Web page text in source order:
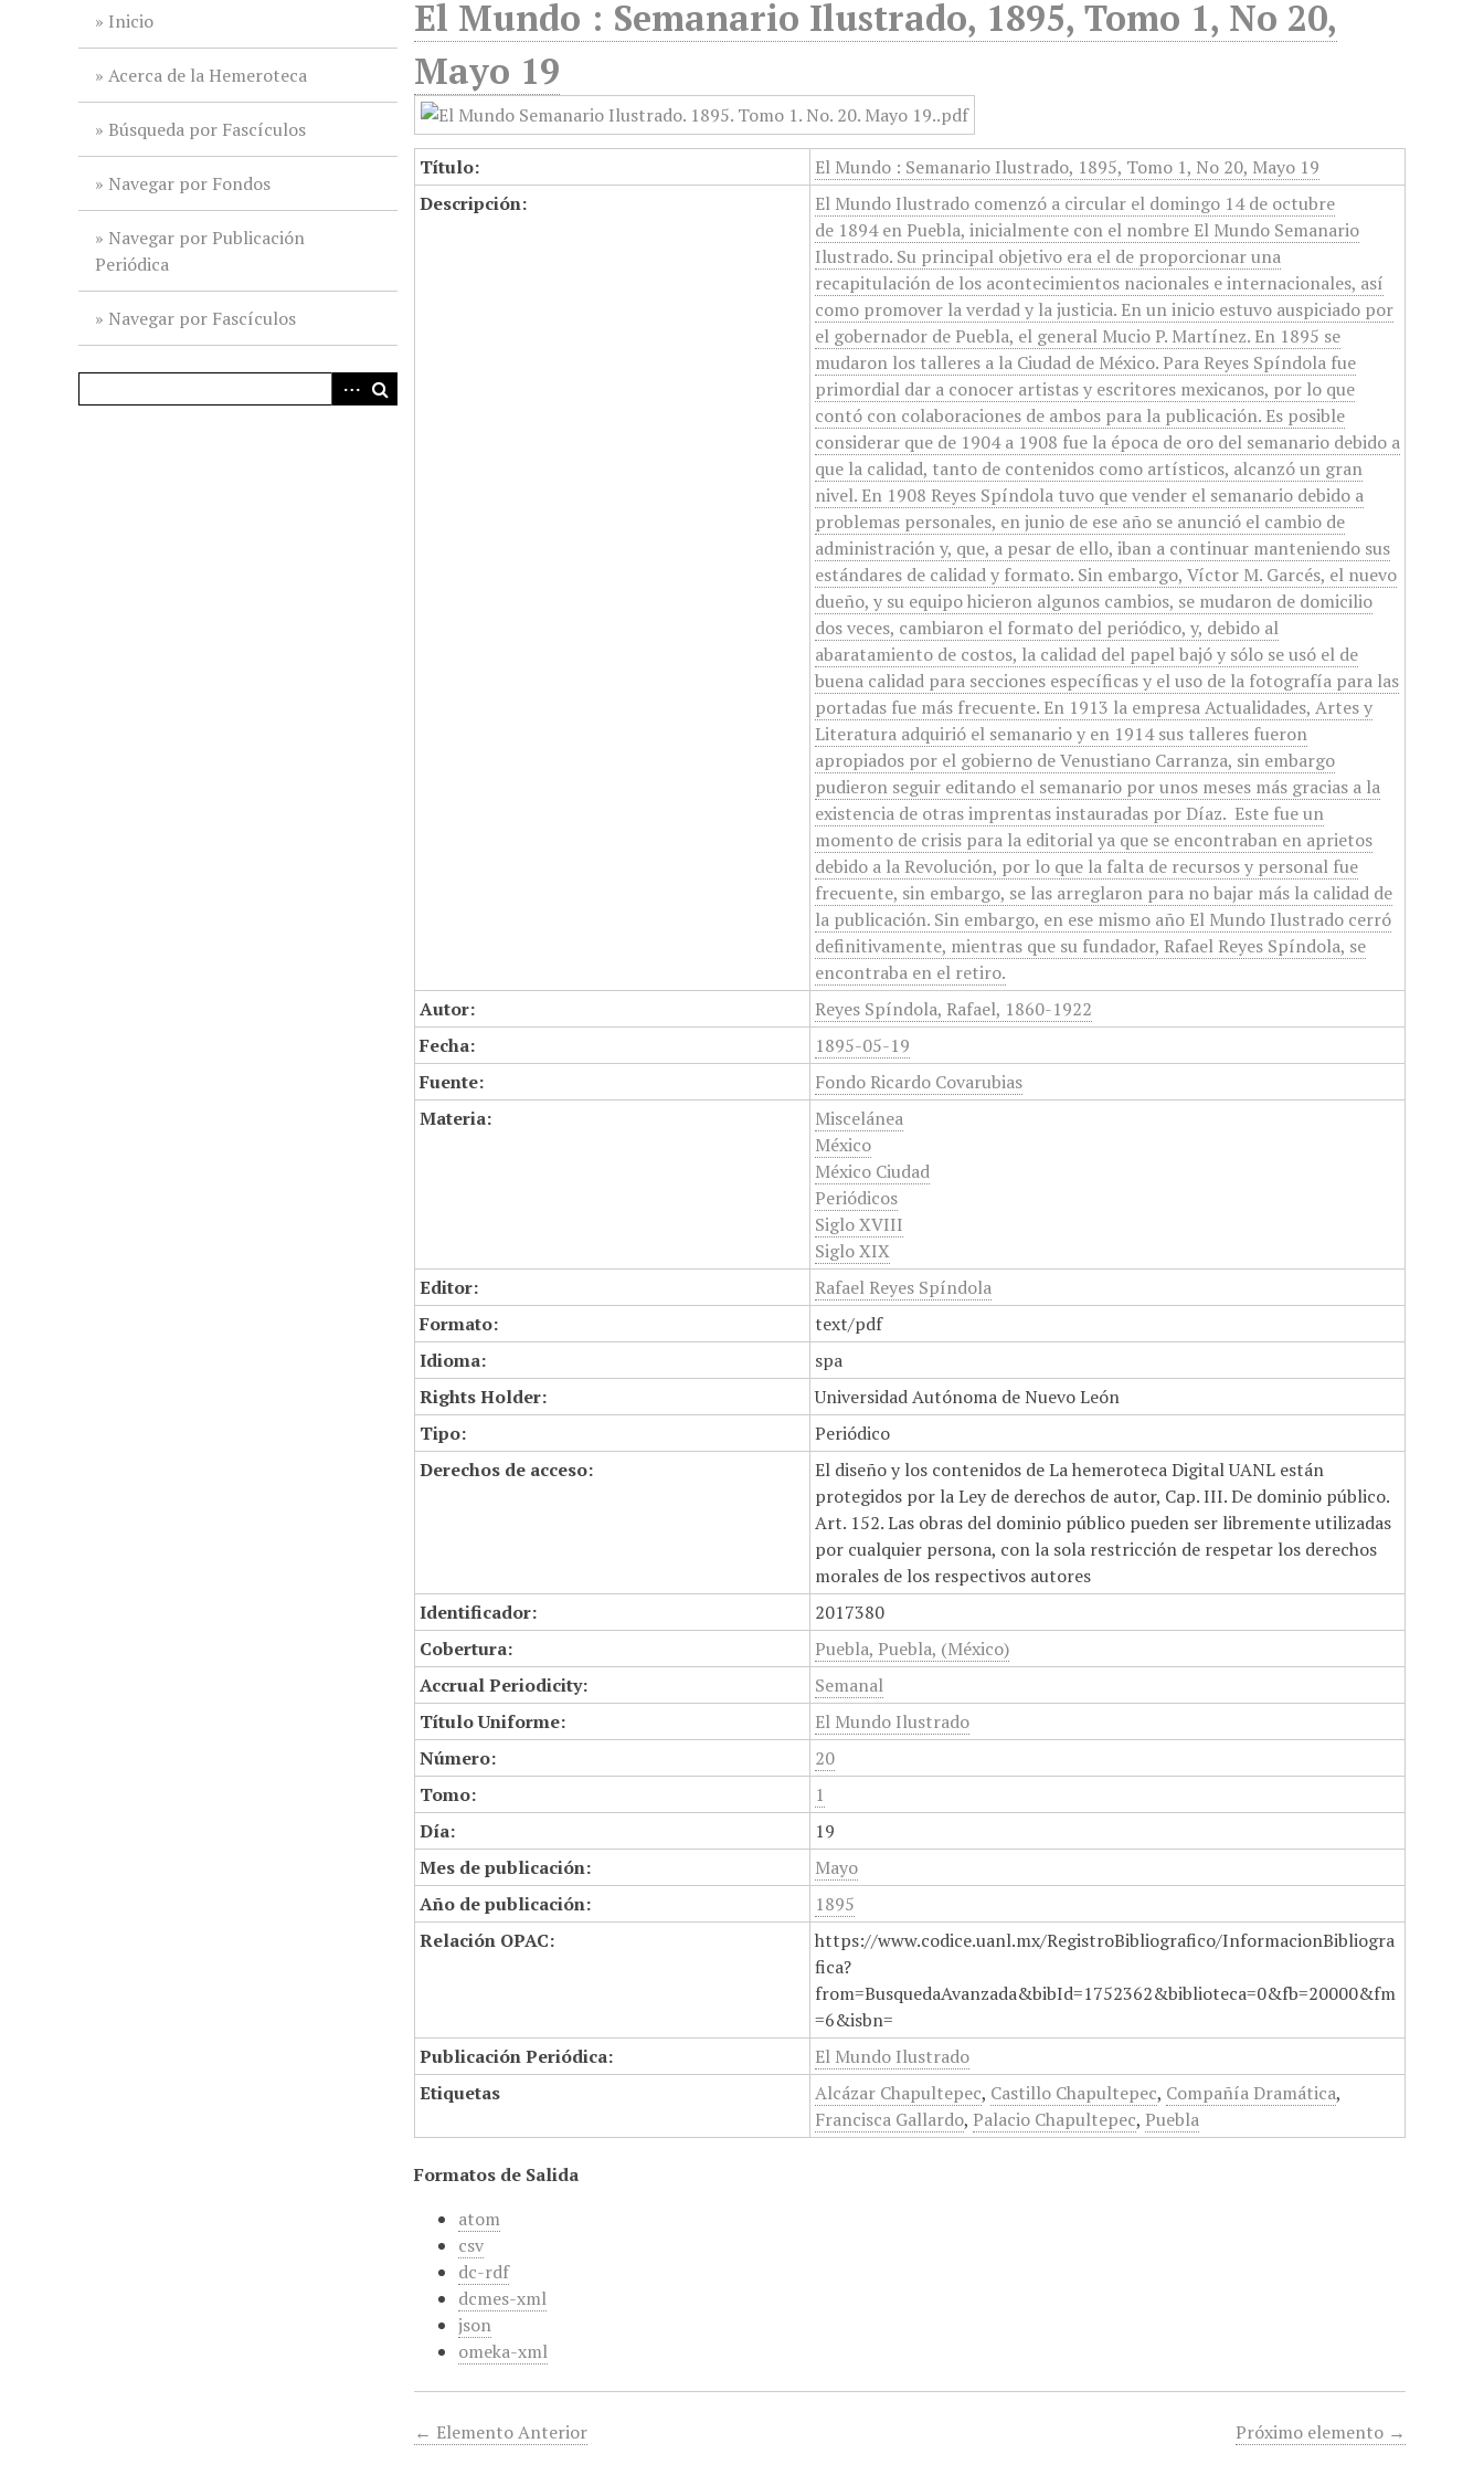
Inicio
Acerca de la Hemeroteca
Búsqueda por Fascículos
Navegar por Fondos
Navegar por Publicación
Periódica
Navegar por Fascículos
El Mundo : Semanario Ilustrado, 1895, Tomo 1, No 20,
Mayo 19
Título:
El Mundo : Semanario Ilustrado, 1895, Tomo 1, No 20, Mayo 19
Descripción:
El Mundo Ilustrado comenzó a circular el domingo 14 de octubre
de 1894 en Puebla, inicialmente con el nombre El Mundo Semanario
Ilustrado. Su principal objetivo era el de proporcionar una
recapitulación de los acontecimientos nacionales e internacionales, así
como promover la verdad y la justicia. En un inicio estuvo auspiciado por
el gobernador de Puebla, el general Mucio P. Martínez. En 1895 se
mudaron los talleres a la Ciudad de México. Para Reyes Spíndola fue
primordial dar a conocer artistas y escritores mexicanos, por lo que
contó con colaboraciones de ambos para la publicación. Es posible
considerar que de 1904 a 1908 fue la época de oro del semanario debido a
que la calidad, tanto de contenidos como artísticos, alcanzó un gran
nivel. En 1908 Reyes Spíndola tuvo que vender el semanario debido a
problemas personales, en junio de ese año se anunció el cambio de
administración y, que, a pesar de ello, iban a continuar manteniendo sus
estándares de calidad y formato. Sin embargo, Víctor M. Garcés, el nuevo
dueño, y su equipo hicieron algunos cambios, se mudaron de domicilio
dos veces, cambiaron el formato del periódico, y, debido al
abaratamiento de costos, la calidad del papel bajó y sólo se usó el de
buena calidad para secciones específicas y el uso de la fotografía para las
portadas fue más frecuente. En 1913 la empresa Actualidades, Artes y
Literatura adquirió el semanario y en 1914 sus talleres fueron
apropiados por el gobierno de Venustiano Carranza, sin embargo
pudieron seguir editando el semanario por unos meses más gracias a la
existencia de otras imprentas instauradas por Díaz. ​ Este fue un
momento de crisis para la editorial ya que se encontraban en aprietos
debido a la Revolución, por lo que la falta de recursos y personal fue
frecuente, sin embargo, se las arreglaron para no bajar más la calidad de
la publicación. Sin embargo, en ese mismo año El Mundo Ilustrado cerró
definitivamente, mientras que su fundador, Rafael Reyes Spíndola, se
encontraba en el retiro.
Autor:
Reyes Spíndola, Rafael, 1860-1922
Fecha:
1895-05-19
Fuente:
Fondo Ricardo Covarubias
Materia:
Miscelánea
México
México Ciudad
Periódicos
Siglo XVIII
Siglo XIX
Editor:
Rafael Reyes Spíndola
Formato:
text/pdf
Idioma:
spa
Rights Holder:
Universidad Autónoma de Nuevo León
Tipo:
Periódico
Derechos de acceso:
El diseño y los contenidos de La hemeroteca Digital UANL están
protegidos por la Ley de derechos de autor, Cap. III. De dominio público.
Art. 152. Las obras del dominio público pueden ser libremente utilizadas
por cualquier persona, con la sola restricción de respetar los derechos
morales de los respectivos autores
Identificador:
2017380
Cobertura:
Puebla, Puebla, (México)
Accrual Periodicity:
Semanal
Título Uniforme:
El Mundo Ilustrado
Número:
20
Tomo:
1
Día:
19
Mes de publicación:
Mayo
Año de publicación:
1895
Relación OPAC:
https://www.codice.uanl.mx/RegistroBibliografico/InformacionBibliogra
fica?
from=BusquedaAvanzada&bibId=1752362&biblioteca=0&fb=20000&fm
=6&isbn=
Publicación Periódica:
El Mundo Ilustrado
Etiquetas
Alcázar Chapultepec, Castillo Chapultepec, Compañía Dramática,
Francisca Gallardo, Palacio Chapultepec, Puebla
Formatos de Salida
atom
csv
dc-rdf
dcmes-xml
json
omeka-xml
← Elemento Anterior Próximo elemento →